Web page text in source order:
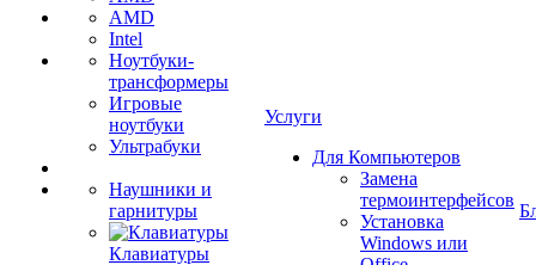
AMD
Intel
Ноутбуки-
трансформеры
Игровые
ноутбуки
Ультрабуки
Наушники и
гарнитуры
Клавиатуры
Услуги
Для Компьютеров
Замена
термоинтерфейсов
Установка
Windows или